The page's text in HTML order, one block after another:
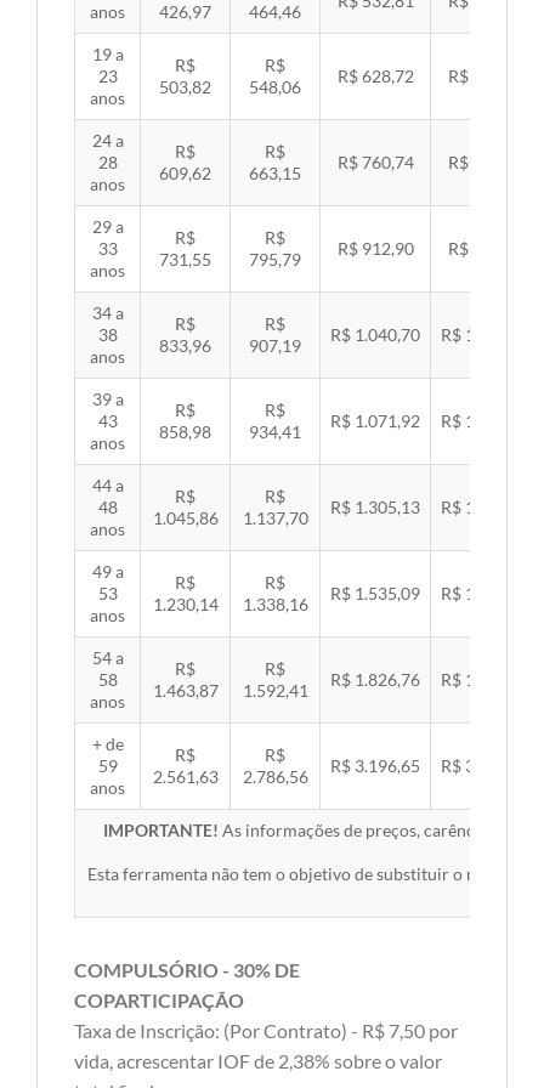
anos 426,97 464,46
19 a
23
anos
R$
503,82
R$
548,06
R$ 628,72 R$ 647,89
24 a
28
anos
R$
609,62
R$
663,15
R$ 760,74 R$ 783,94
29 a
33
anos
R$
731,55
R$
795,79
R$ 912,90 R$ 940,74
34 a
38
anos
R$
833,96
R$
907,19
R$ 1.040,70 R$ 1.072,43
39 a
43
anos
R$
858,98
R$
934,41
R$ 1.071,92 R$ 1.104,60
44 a
48
anos
R$
1.045,86
R$
1.137,70
R$ 1.305,13 R$ 1.344,92
49 a
53
anos
R$
1.230,14
R$
1.338,16
R$ 1.535,09 R$ 1.581,89
54 a
58
anos
R$
1.463,87
R$
1.592,41
R$ 1.826,76 R$ 1.882,45
+ de
59
anos
R$
2.561,63
R$
2.786,56
R$ 3.196,65 R$ 3.294,10
IMPORTANTE! As informações de preços, carências,
Esta ferramenta não tem o objetivo de substituir o material
COMPULSÓRIO - 30% DE
COPARTICIPAÇÃO
Taxa de Inscrição: (Por Contrato) - R$ 7,50 por
vida, acrescentar IOF de 2,38% sobre o valor